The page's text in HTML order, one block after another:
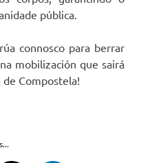
pública.
connosco para berrar
mobilización que sairá
Compostela!